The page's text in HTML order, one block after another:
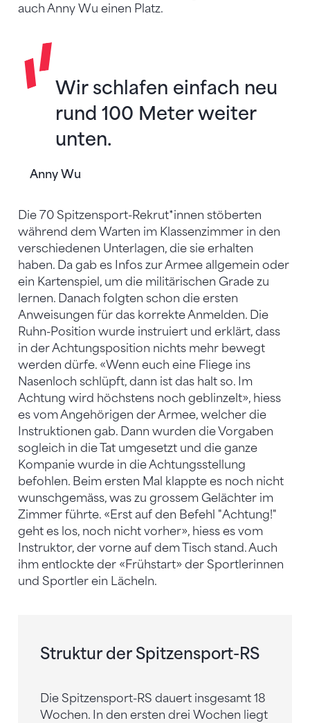
auch Anny Wu einen Platz.
Anny Wu
Wir schlafen einfach neu
rund 100 Meter weiter
unten.
Die 70 Spitzensport-Rekrut*innen stöberten
während dem Warten im Klassenzimmer in den
verschiedenen Unterlagen, die sie erhalten
haben. Da gab es Infos zur Armee allgemein oder
ein Kartenspiel, um die militärischen Grade zu
lernen. Danach folgten schon die ersten
Anweisungen für das korrekte Anmelden. Die
Ruhn-Position wurde instruiert und erklärt, dass
in der Achtungsposition nichts mehr bewegt
werden dürfe. «Wenn euch eine Fliege ins
Nasenloch schlüpft, dann ist das halt so. Im
Achtung wird höchstens noch geblinzelt», hiess
es vom Angehörigen der Armee, welcher die
Instruktionen gab. Dann wurden die Vorgaben
sogleich in die Tat umgesetzt und die ganze
Kompanie wurde in die Achtungsstellung
befohlen. Beim ersten Mal klappte es noch nicht
wunschgemäss, was zu grossem Gelächter im
Zimmer führte. «Erst auf den Befehl "Achtung!"
geht es los, noch nicht vorher», hiess es vom
Instruktor, der vorne auf dem Tisch stand. Auch
ihm entlockte der «Frühstart» der Sportlerinnen
und Sportler ein Lächeln.
Struktur der Spitzensport-RS
Die Spitzensport-RS dauert insgesamt 18
Wochen. In den ersten drei Wochen liegt